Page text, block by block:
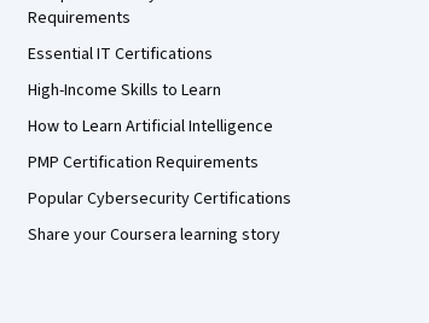
Requirements
Essential IT Certifications
High-Income Skills to Learn
How to Learn Artificial Intelligence
PMP Certification Requirements
Popular Cybersecurity Certifications
Share your Coursera learning story